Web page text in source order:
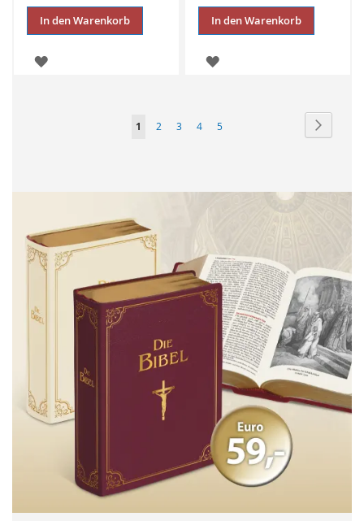
In den Warenkorb
ZUR
In den Warenkorb
ZUR
Seite
Sie
1 Seite
2 Seite
3 Seite
4 Seite
5